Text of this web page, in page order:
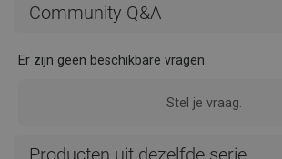
Community Q&A
Er zijn geen beschikbare vragen.
Stel je vraag.
Producten uit dezelfde serie